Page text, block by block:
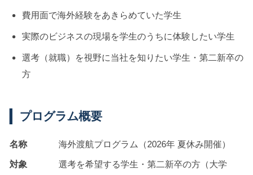
費用面で海外経験をあきらめていた学生
実際のビジネスの現場を学生のうちに体験したい学生
選考（就職）を視野に当社を知りたい学生・第二新卒の
方
プログラム概要
名称
海外渡航プログラム（2026年 夏休み開催）
対象
選考を希望する学生・第二新卒の方（大学